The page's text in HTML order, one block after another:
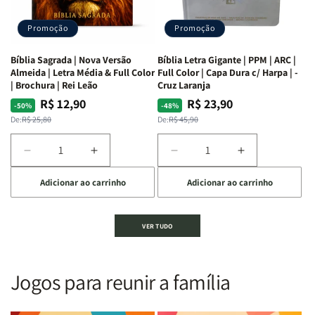
Alves
Alves
completo
dos
66
da
Bíblia
Equipe
teológica
Penkal
completo
dos
da
Bíblia
Penkal
Promoção
Bíblia Sagrada | Nova Versão
Almeida | Letra Média & Full Color
| Brochura | Rei Leão
-50%
Preço
normal
De:R$ 25,80
Preço
promocional
R$ 12,90
Diminuir
a
quantidade
de
Almeida
Aumentar
a
quantidade
de
Bíblia
Almeida
Adicionar ao carrinho
Promoção
Bíblia Letra Gigante | PPM | ARC |
Full Color | Capa Dura c/ Harpa | -
Cruz Laranja
-48%
Preço
normal
De:R$ 45,90
Preço
promocional
R$ 23,90
Diminuir
a
quantidade
de
Bíblia
PPM
|
Aumentar
a
quantidade
de
Adicionar ao carrinho
VER TUDO
Jogos para reunir a família